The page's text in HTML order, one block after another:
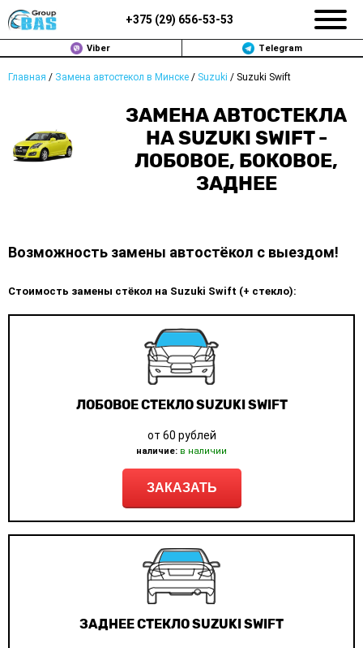
+375 (29) 656-53-53
Viber Telegram
Главная / Замена автостекол в Минске / Suzuki / Suzuki Swift
ЗАМЕНА АВТОСТЕКЛА
НА SUZUKI SWIFT -
ЛОБОВОЕ, БОКОВОЕ,
ЗАДНЕЕ
Возможность замены автостёкол с выездом!
Стоимость замены стёкол на Suzuki Swift (+ стекло):
ЛОБОВОЕ СТЕКЛО SUZUKI SWIFT
от 60 рублей
наличие: в наличии
ЗАКАЗАТЬ
ЗАДНЕЕ СТЕКЛО SUZUKI SWIFT
ЗАМЕНА АВТОСТЕКОЛ В МИНСКЕ
ПРОДАЖА АВТОСТЁКОЛ
РЕМОНТ
ПОЛИТИКА КОНФИДЕНЦИАЛЬНОСТИ